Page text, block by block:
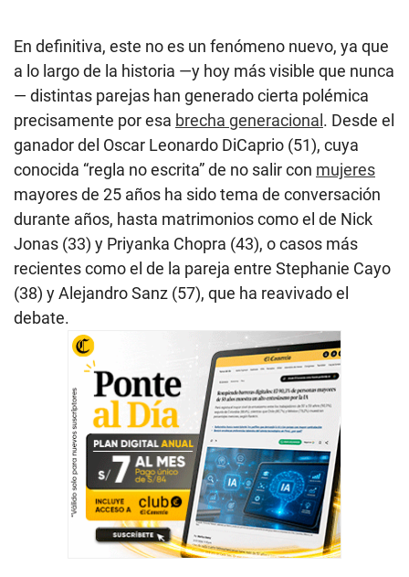
En definitiva, este no es un fenómeno nuevo, ya que
a lo largo de la historia —y hoy más visible que nunca
— distintas parejas han generado cierta polémica
precisamente por esa brecha generacional . Desde el
ganador del Oscar Leonardo DiCaprio (51), cuya
conocida “regla no escrita” de no salir con mujeres
mayores de 25 años ha sido tema de conversación
durante años, hasta matrimonios como el de Nick
Jonas (33) y Priyanka Chopra (43), o casos más
recientes como el de la pareja entre Stephanie Cayo
(38) y Alejandro Sanz (57), que ha reavivado el
debate.